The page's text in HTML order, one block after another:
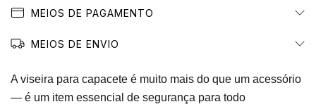
MEIOS DE PAGAMENTO
MEIOS DE ENVIO
A viseira para capacete é muito mais do que um acessório
— é um item essencial de segurança para todo